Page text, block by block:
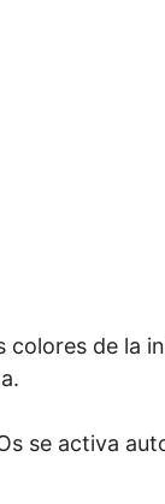
colores de la
se activa